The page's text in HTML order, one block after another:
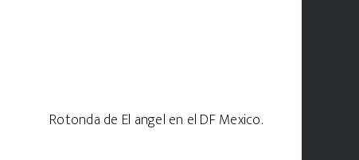
Rotonda de El angel en el DF Mexico.